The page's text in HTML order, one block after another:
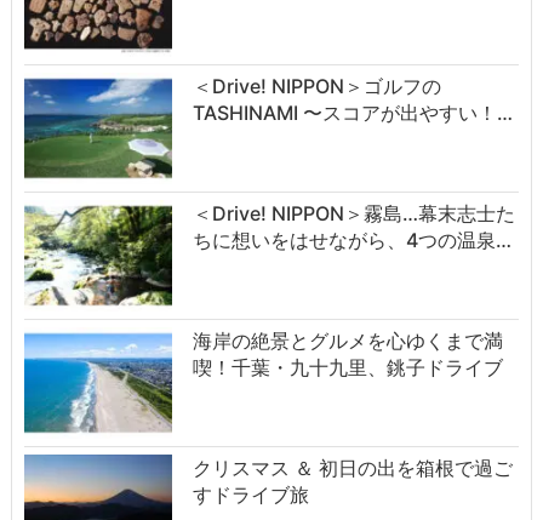
＜Drive! NIPPON＞ゴルフの
TASHINAMI 〜スコアが出やすい！…
＜Drive! NIPPON＞霧島…幕末志士た
ちに想いをはせながら、4つの温泉…
海岸の絶景とグルメを心ゆくまで満
喫！千葉・九十九里、銚子ドライブ
クリスマス ＆ 初日の出を箱根で過ご
すドライブ旅